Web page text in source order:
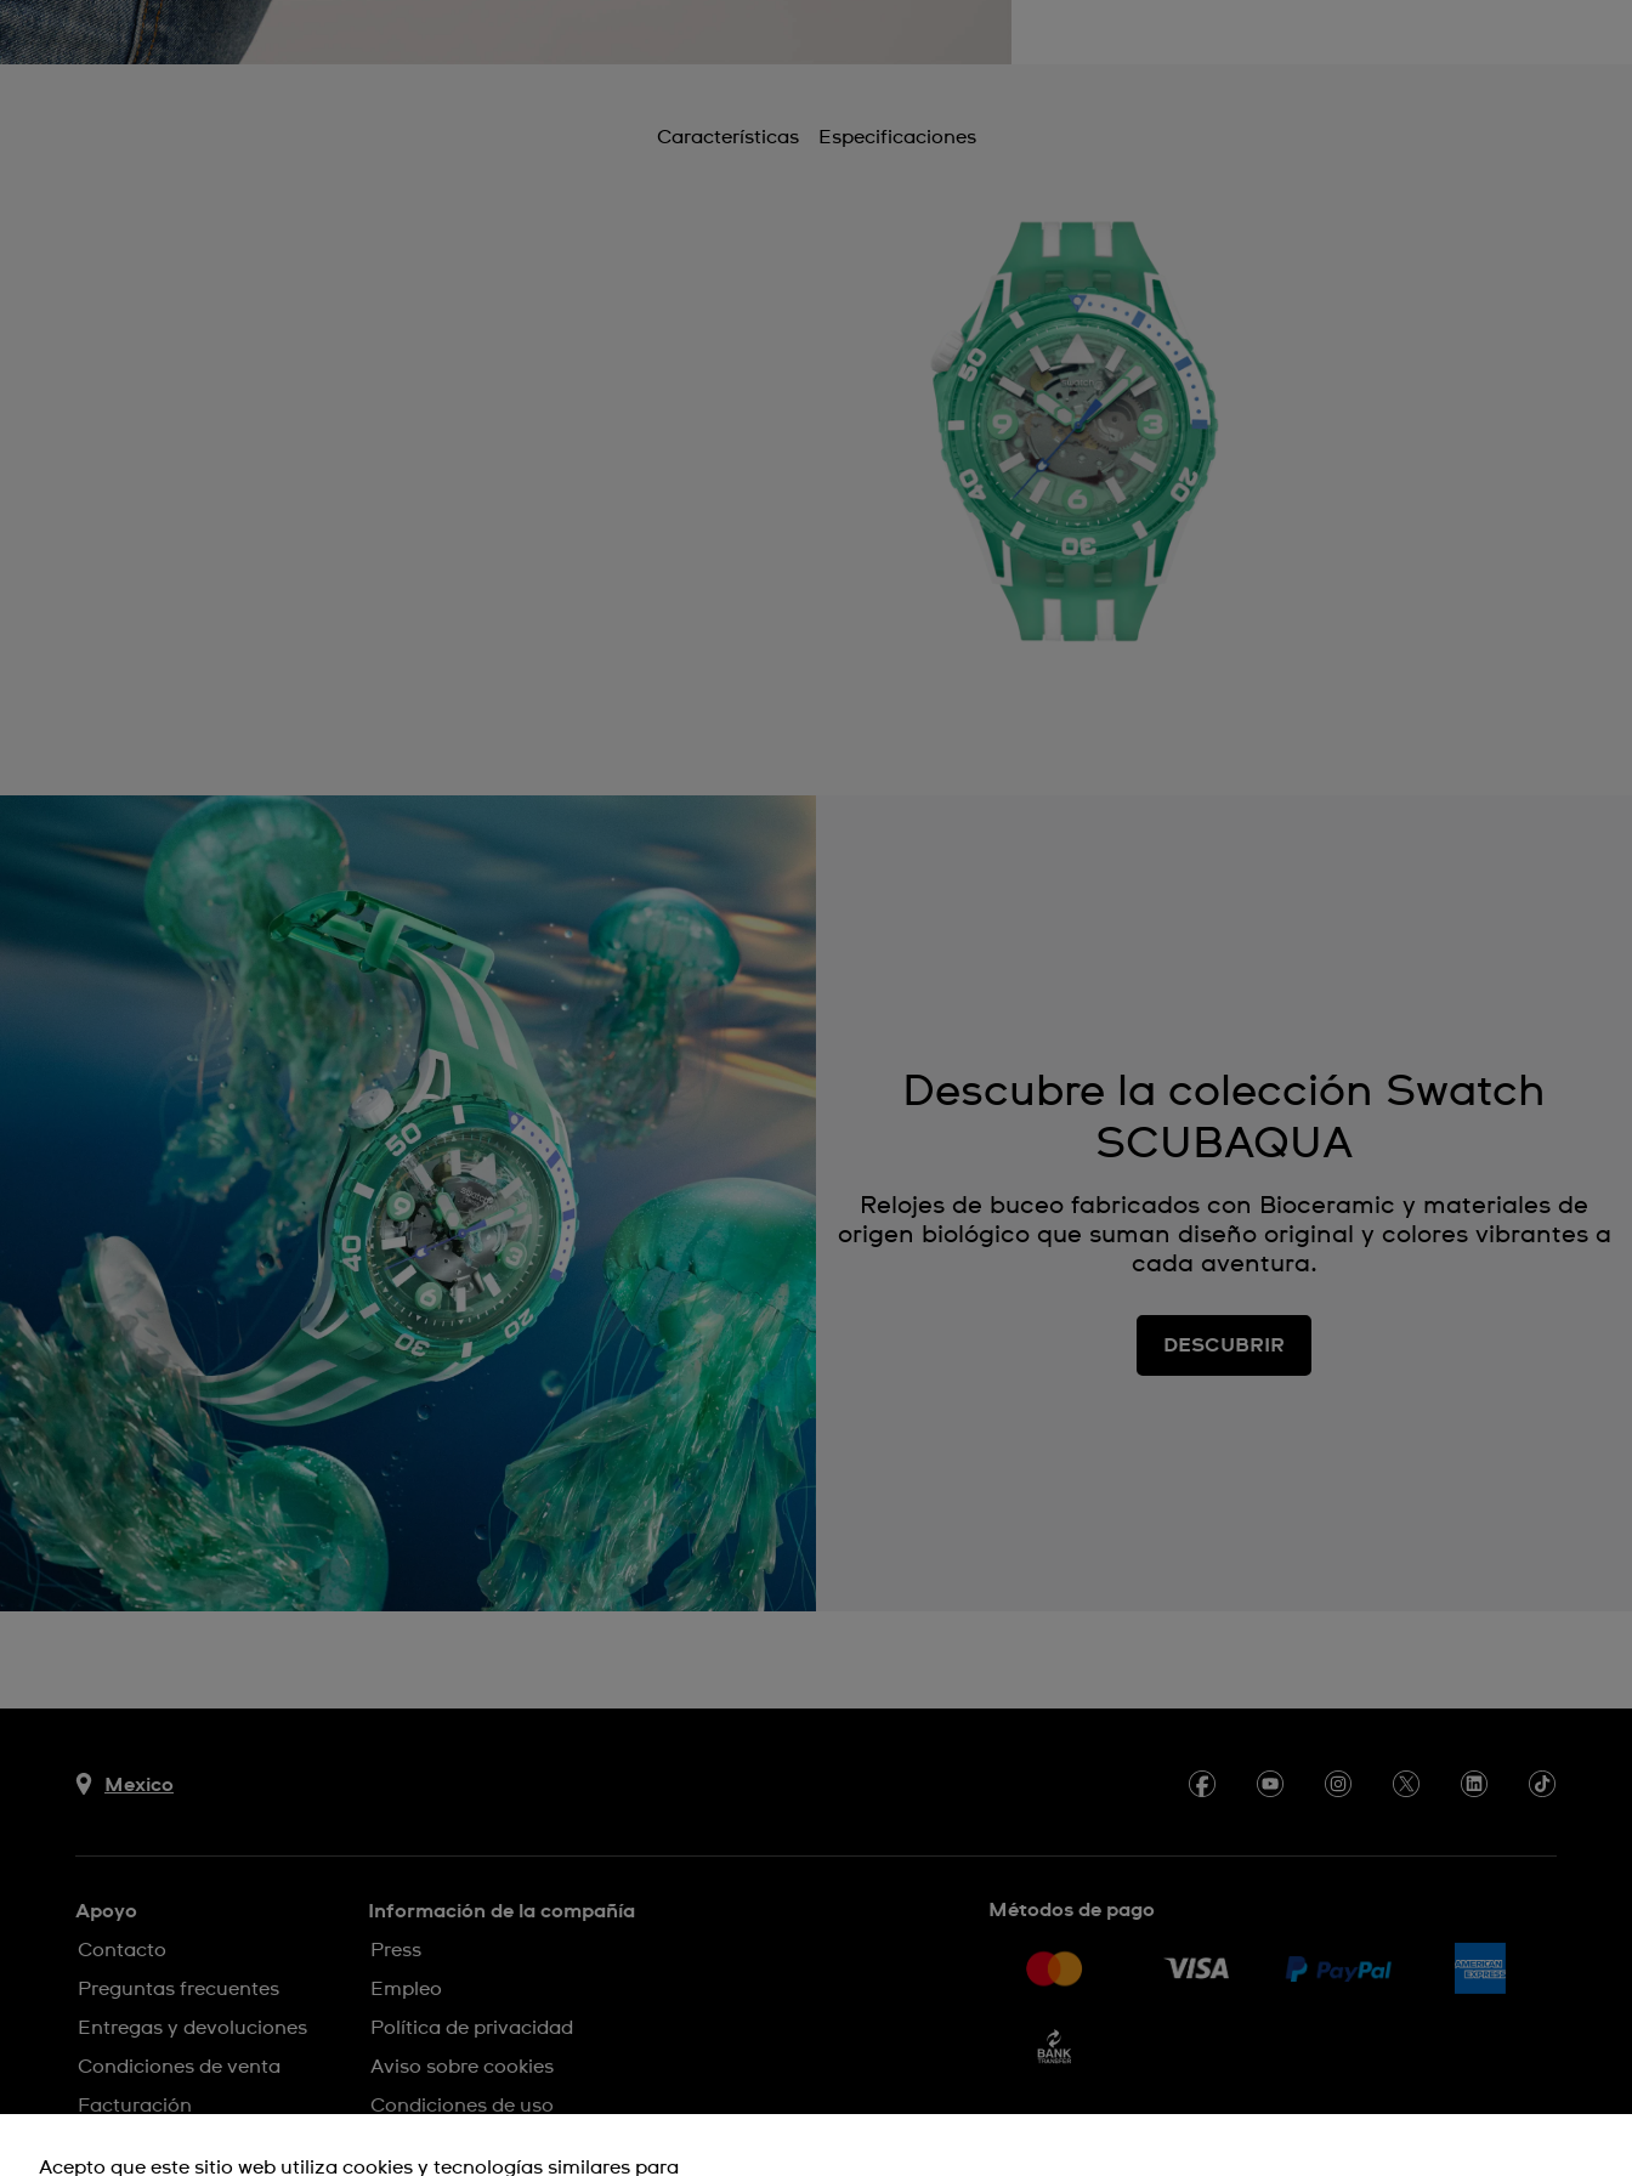
Características Especificaciones
Descubre la colección Swatch
SCUBAQUA
Relojes de buceo fabricados con Bioceramic y materiales de
origen biológico que suman diseño original y colores vibrantes a
cada aventura.
DESCUBRIR
Mexico
Apoyo
Contacto
Preguntas frecuentes
Entregas y devoluciones
Condiciones de venta
Facturación
Información de la compañía
Press
Empleo
Política de privacidad
Aviso sobre cookies
Condiciones de uso
Métodos de pago
Acepto que este sitio web utiliza cookies y tecnologías similares para